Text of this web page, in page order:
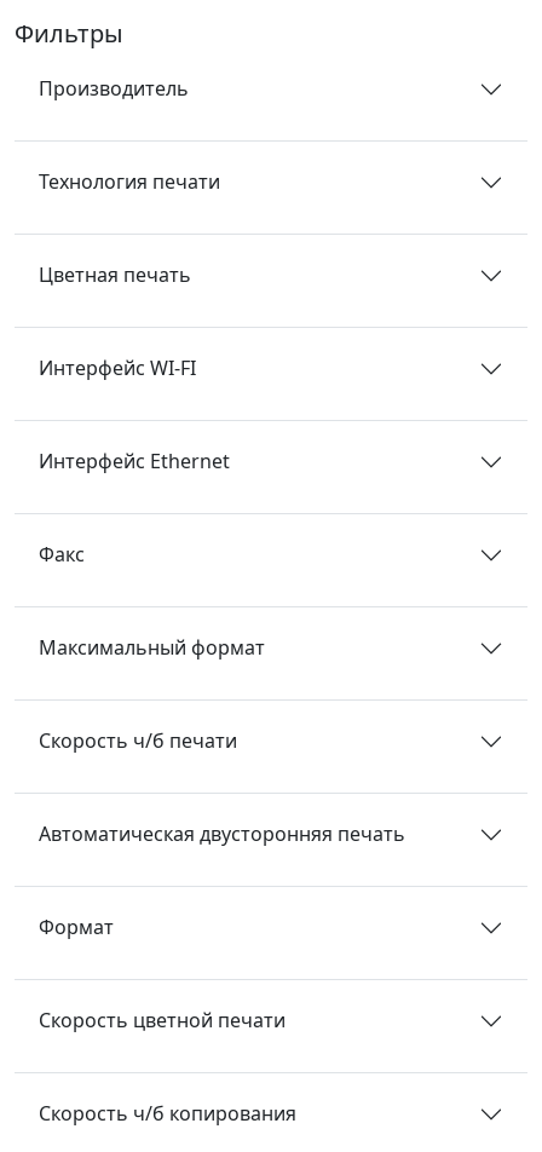
Фильтры
Производитель
Технология печати
Цветная печать
Интерфейс WI-FI
Интерфейс Ethernet
Факс
Максимальный формат
Скорость ч/б печати
Автоматическая двусторонняя печать
Формат
Скорость цветной печати
Скорость ч/б копирования